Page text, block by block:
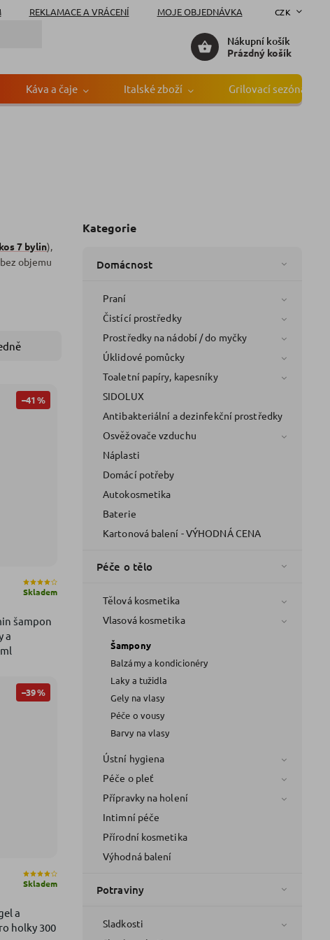
REKLAMACE A VRÁCENÍ MOJE OBJEDNÁVKA CZK
Nákupní košík
Prázdný košík
Káva a čaje Italské zboží Grilovací sezóna
Kategorie
Domácnost
Praní
Čistící prostředky
Prostředky na nádobí / do myčky
Úklidové pomůcky
Toaletní papíry, kapesníky
SIDOLUX
Antibakteriální a dezinfekční prostředky
Osvěžovače vzduchu
Náplasti
Domácí potřeby
Autokosmetika
Baterie
Kartonová balení - VÝHODNÁ CENA
Péče o tělo
Tělová kosmetika
Vlasová kosmetika
Šampony
Balzámy a kondicionéry
Laky a tužidla
Gely na vlasy
Péče o vousy
Barvy na vlasy
Ústní hygiena
Péče o pleť
Přípravky na holení
Intimní péče
Přírodní kosmetika
Výhodná balení
Potraviny
Sladkosti
7 bylin),
objemu
–41 %
šampon
a
Skladem
–39 %
a
holky 300
Skladem